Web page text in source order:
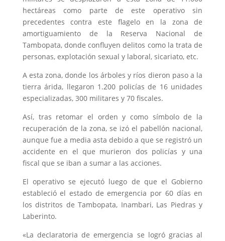
hectáreas como parte de este operativo sin
precedentes contra este flagelo en la zona de
amortiguamiento de la Reserva Nacional de
Tambopata, donde confluyen delitos como la trata de
personas, explotación sexual y laboral, sicariato, etc.
A esta zona, donde los árboles y ríos dieron paso a la
tierra árida, llegaron 1.200 policías de 16 unidades
especializadas, 300 militares y 70 fiscales.
Así, tras retomar el orden y como símbolo de la
recuperación de la zona, se izó el pabellón nacional,
aunque fue a media asta debido a que se registró un
accidente en el que murieron dos policías y una
fiscal que se iban a sumar a las acciones.
El operativo se ejecutó luego de que el Gobierno
estableció el estado de emergencia por 60 días en
los distritos de Tambopata, Inambari, Las Piedras y
Laberinto.
«La declaratoria de emergencia se logró gracias al